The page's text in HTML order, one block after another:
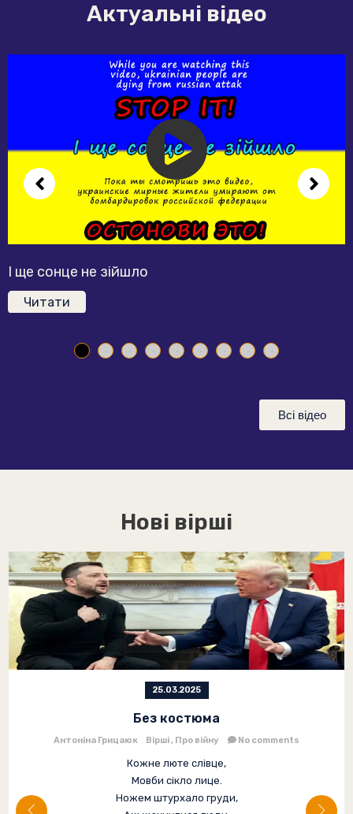
Актуальні відео
І ще сонце не зійшло
Читати
Всі відео
Нові вірші
25.03.2025
Без костюма
Антоніна Грицаюк Вірші Про війну No comments
Кожне люте слівце,
Мовби сікло лице.
Ножем штурхало груди,